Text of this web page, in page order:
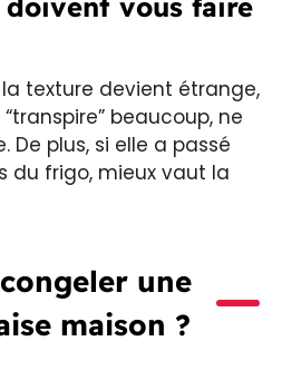
doivent vous faire
la texture devient étrange,
beaucoup, ne
De plus, si elle a passé
du frigo, mieux vaut la
une
maison ?